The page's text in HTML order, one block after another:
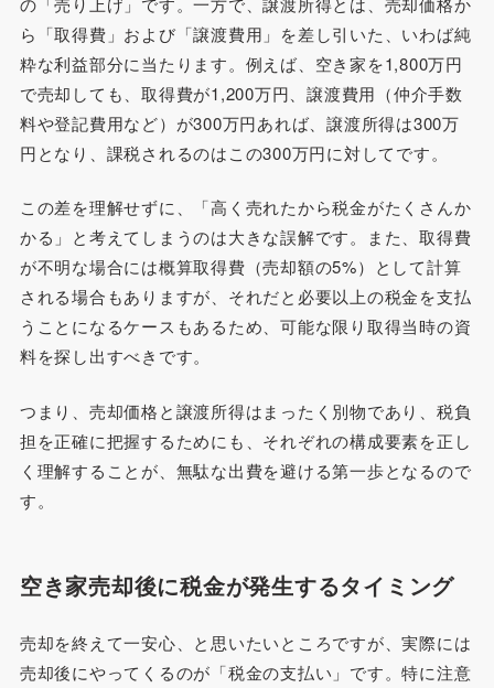
ら「取得費」および「譲渡費用」を差し引いた、いわば純
粋な利益部分に当たります。例えば、空き家を1,800万円
で売却しても、取得費が1,200万円、譲渡費用（仲介手数
料や登記費用など）が300万円あれば、譲渡所得は300万
円となり、課税されるのはこの300万円に対してです。
この差を理解せずに、「高く売れたから税金がたくさんか
かる」と考えてしまうのは大きな誤解です。また、取得費
が不明な場合には概算取得費（売却額の5%）として計算
される場合もありますが、それだと必要以上の税金を支払
うことになるケースもあるため、可能な限り取得当時の資
料を探し出すべきです。
つまり、売却価格と譲渡所得はまったく別物であり、税負
担を正確に把握するためにも、それぞれの構成要素を正し
く理解することが、無駄な出費を避ける第一歩となるので
す。
空き家売却後に税金が発生するタイミング
売却を終えて一安心、と思いたいところですが、実際には
売却後にやってくるのが「税金の支払い」です。特に注意